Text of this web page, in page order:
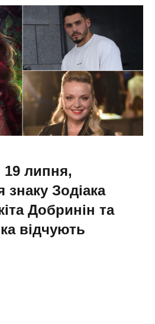
19 липня,
знаку Зодіака
Добринін та
відчують